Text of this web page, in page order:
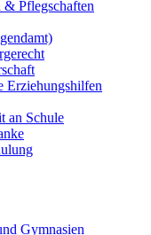
& Pflegschaften
Erziehungshilfen
an Schule
Gymnasien